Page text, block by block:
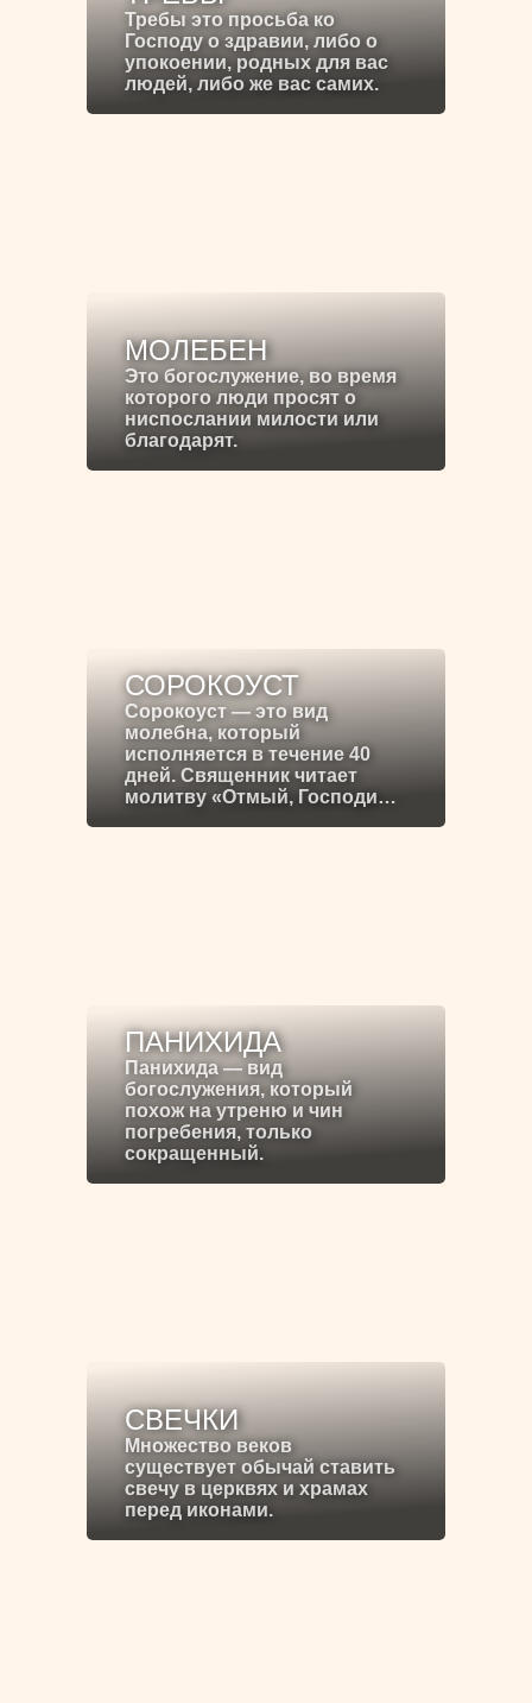
Требы это просьба ко
Господу о здравии, либо о
упокоении, родных для вас
людей, либо же вас самих.
МОЛЕБЕН
Это богослужение, во время
которого люди просят о
ниспослании милости или
благодарят.
СОРОКОУСТ
Сорокоуст — это вид
молебна, который
исполняется в течение 40
дней. Священник читает
молитву «Отмый, Господи…
ПАНИХИДА
Панихида — вид
богослужения, который
похож на утреню и чин
погребения, только
сокращенный.
СВЕЧКИ
Множество веков
существует обычай ставить
свечу в церквях и храмах
перед иконами.